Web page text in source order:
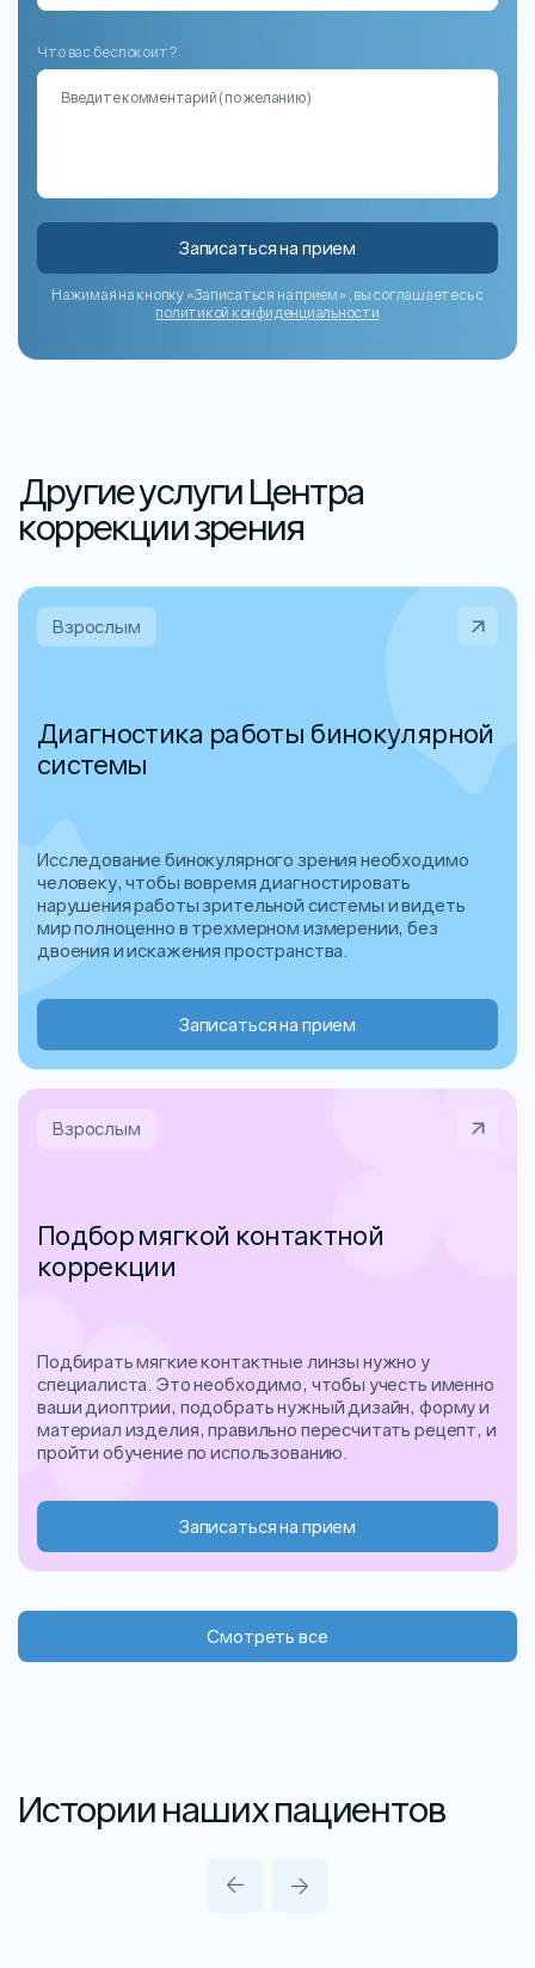
Что вас беспокоит?
Записаться на прием
Нажимая на кнопку «Записаться на прием», вы соглашаетесь с
политикой конфиденциальности
Другие услуги Центра
коррекции зрения
Взрослым
Диагностика работы бинокулярной
системы
Исследование бинокулярного зрения необходимо
человеку, чтобы вовремя диагностировать
нарушения работы зрительной системы и видеть
мир полноценно в трехмерном измерении, без
двоения и искажения пространства.
Записаться на прием
Взрослым
Подбор мягкой контактной
коррекции
Подбирать мягкие контактные линзы нужно у
специалиста. Это необходимо, чтобы учесть именно
ваши диоптрии, подобрать нужный дизайн, форму и
материал изделия, правильно пересчитать рецепт, и
пройти обучение по использованию.
Записаться на прием
Смотреть все
Истории наших пациентов